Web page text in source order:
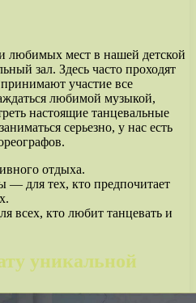
любимых мест в нашей детской
зал. Здесь часто проходят
участие все
любимой музыкой,
настоящие танцевальные
серьезно, у нас есть
отдыха.
— для тех, кто предпочитает
всех, кто любит танцевать и
уникальной